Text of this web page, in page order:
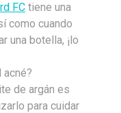
FC tiene una
como cuando
una botella, ¡lo
acné?
de argán es
para cuidar